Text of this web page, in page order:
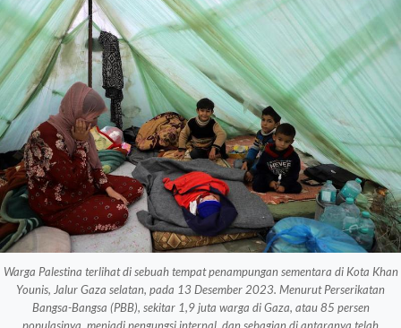
Warga Palestina terlihat di sebuah tempat penampungan sementara di Kota Khan
Younis, Jalur Gaza selatan, pada 13 Desember 2023. Menurut Perserikatan
Bangsa-Bangsa (PBB), sekitar 1,9 juta warga di Gaza, atau 85 persen